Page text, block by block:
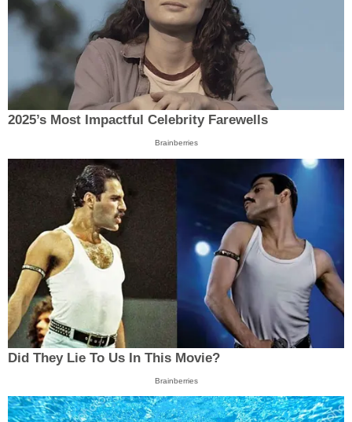
2025’s Most Impactful Celebrity Farewells
Brainberries
Did They Lie To Us In This Movie?
Brainberries